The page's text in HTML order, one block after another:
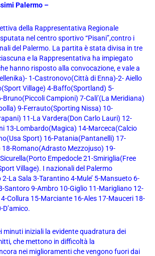
Palermo –
della Rappresentativa Regionale
nel centro sportivo “Pisani”,contro i
del Palermo. La partita è stata divisa in tre
e la Rappresentativa ha impiegato
hanno risposto alla convocazione, e vale a
1-Castronovo(Città di Enna)-2- Aiello
Village) 4-Baffo(Sportland) 5-
Campioni) 7-Cali’(La Meridiana)
9-Ferrauto(Sporting Nissa) 10-
11-La Vardera(Don Carlo Lauri) 12-
13-Lombardo(Magica) 14-Marceca(Calcio
Sport) 16-Patania(Pantanelli) 17-
18-Romano(Adrasto Mezzojuso) 19-
Empedocle 21-Smiriglia(Free
Village). I nazionali del Palermo
La Sala 3-Tarantino 4-Mule’ 5-Mansueto 6-
Santoro 9-Ambro 10-Giglio 11-Marigliano 12-
Collura 15-Marciante 16-Ales 17-Mauceri 18-
minuti iniziali la evidente quadratura dei
che mettono in difficoltà la
nei miglioramenti che vengono fuori dai